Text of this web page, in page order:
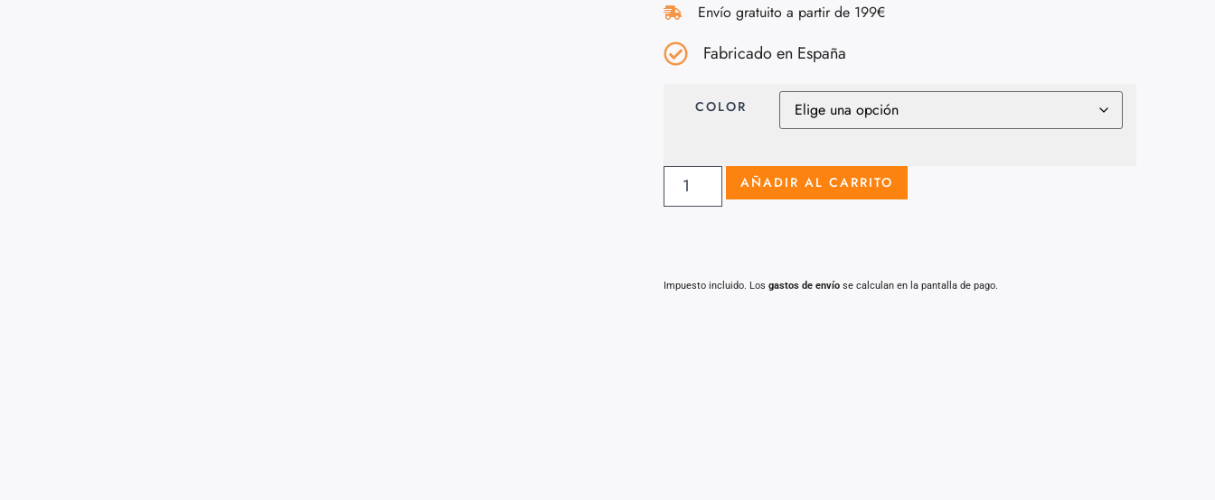
Envío gratuito a partir de 199€
Fabricado en España
COLOR
AÑADIR AL CARRITO
Impuesto incluido. Los gastos de envío se calculan en la pantalla de pago.